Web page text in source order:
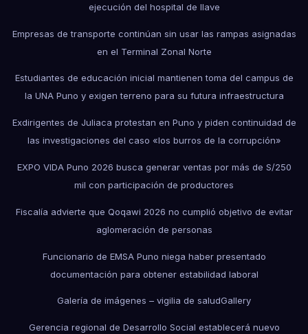
ejecución del hospital de Ilave
Empresas de transporte continúan sin usar las rampas asignadas
en el Terminal Zonal Norte
Estudiantes de educación inicial mantienen toma del campus de
la UNA Puno y exigen terreno para su futura infraestructura
Exdirigentes de Juliaca protestan en Puno y piden continuidad de
las investigaciones del caso «los burros de la corrupción»
EXPO VIDA Puno 2026 busca generar ventas por más de S/250
mil con participación de productores
Fiscalía advierte que Qoqawi 2026 no cumplió objetivo de evitar
aglomeración de personas
Funcionario de EMSA Puno niega haber presentado
documentación para obtener estabilidad laboral
Galería de imágenes – vigilia de saludGallery
Gerencia regional de Desarrollo Social establecerá nuevo